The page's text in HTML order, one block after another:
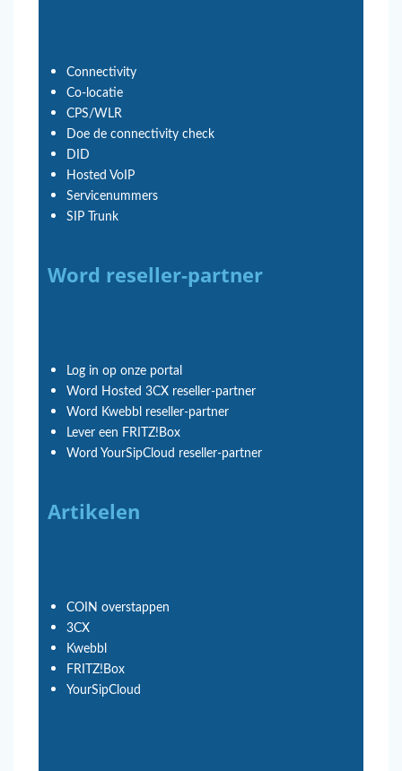
Connectivity
Co-locatie
CPS/WLR
Doe de connectivity check
DID
Hosted VoIP
Servicenummers
SIP Trunk
Word reseller-partner
Log in op onze portal
Word Hosted 3CX reseller-partner
Word Kwebbl reseller-partner
Lever een FRITZ!Box
Word YourSipCloud reseller-partner
Artikelen
COIN overstappen
3CX
Kwebbl
FRITZ!Box
YourSipCloud